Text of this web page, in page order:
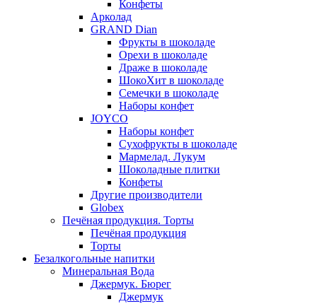
Конфеты
Арколад
GRAND Dian
Фрукты в шоколаде
Орехи в шоколаде
Драже в шоколаде
ШокоХит в шоколаде
Семечки в шоколаде
Наборы конфет
JOYCO
Наборы конфет
Сухофрукты в шоколаде
Мармелад. Лукум
Шоколадные плитки
Конфеты
Другие производители
Globex
Печёная продукция. Торты
Печёная продукция
Торты
Безалкогольные напитки
Минеральная Вода
Джермук. Бюрег
Джермук